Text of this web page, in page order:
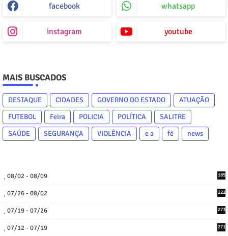
facebook whatsapp
instagram youtube
MAIS BUSCADOS
DESTAQUE CIDADES GOVERNO DO ESTADO
ATUAÇÃO
FUTEBOL
Feira POLICIA POLÍTICA
SALITRE
SAÚDE
SEGURANÇA VIOLÊNCIA e a fé news
08/02 - 08/09 185
07/26 - 08/02 222
07/19 - 07/26 273
07/12 - 07/19 271